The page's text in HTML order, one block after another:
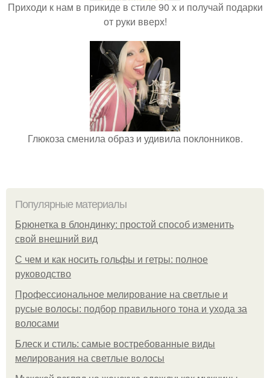
Приходи к нам в прикиде в стиле 90 х и получай подарки
от руки вверх!
Глюкоза сменила образ и удивила поклонников.
Популярные материалы
Брюнетка в блондинку: простой способ изменить
свой внешний вид
С чем и как носить гольфы и гетры: полное
руководство
Профессиональное мелирование на светлые и
русые волосы: подбор правильного тона и ухода за
волосами
Блеск и стиль: самые востребованные виды
мелирования на светлые волосы